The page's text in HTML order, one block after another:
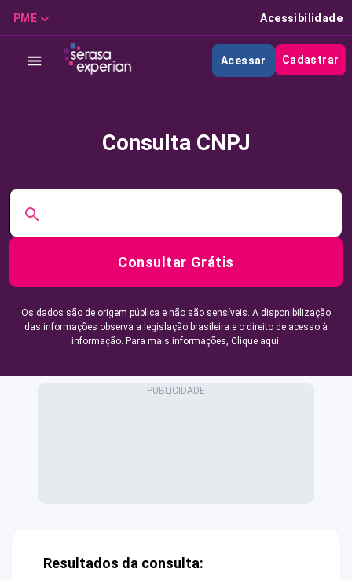
PME Acessibilidade
Acessar Cadastrar
Consulta CNPJ
Consultar Grátis
Os dados são de origem pública e não são sensíveis. A disponibilização
das informações observa a legislação brasileira e o direito de acesso à
informação. Para mais informações, Clique aqui.
Resultados da consulta: